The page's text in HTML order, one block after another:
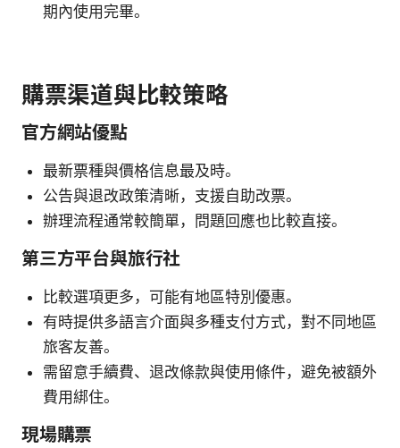
期內使用完畢。
購票渠道與比較策略
官方網站優點
最新票種與價格信息最及時。
公告與退改政策清晰，支援自助改票。
辦理流程通常較簡單，問題回應也比較直接。
第三方平台與旅行社
比較選項更多，可能有地區特別優惠。
有時提供多語言介面與多種支付方式，對不同地區
旅客友善。
需留意手續費、退改條款與使用條件，避免被額外
費用綁住。
現場購票